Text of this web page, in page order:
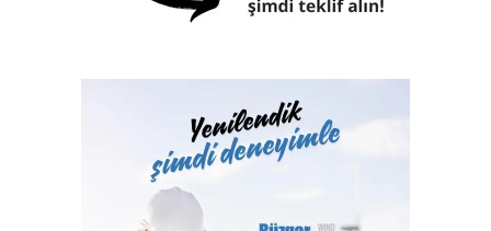
Klaslama, yasal sertifikasyon, test, muayene,
Vakfı, fiziki alanlarının yeterliliği ve gelişmeye açık oluşu
ile büyüme yolunda hızla ilerliyor. Türk Loydu, Türkiye’nin
milli kuruluşudur. Yetkisi olan alanlar hemen hemen
Türkiye’nin ekonomisine katkı sağlayan sektörlerin
tamamını içermektedir ve IACS üyeliğimiz ile büyümenin,